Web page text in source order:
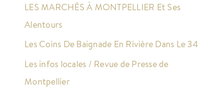
LES MARCHÉS À MONTPELLIER Et Ses
Alentours
Les Coins De Baignade En Rivière Dans Le 34
Les infos locales / Revue de Presse de
Montpellier